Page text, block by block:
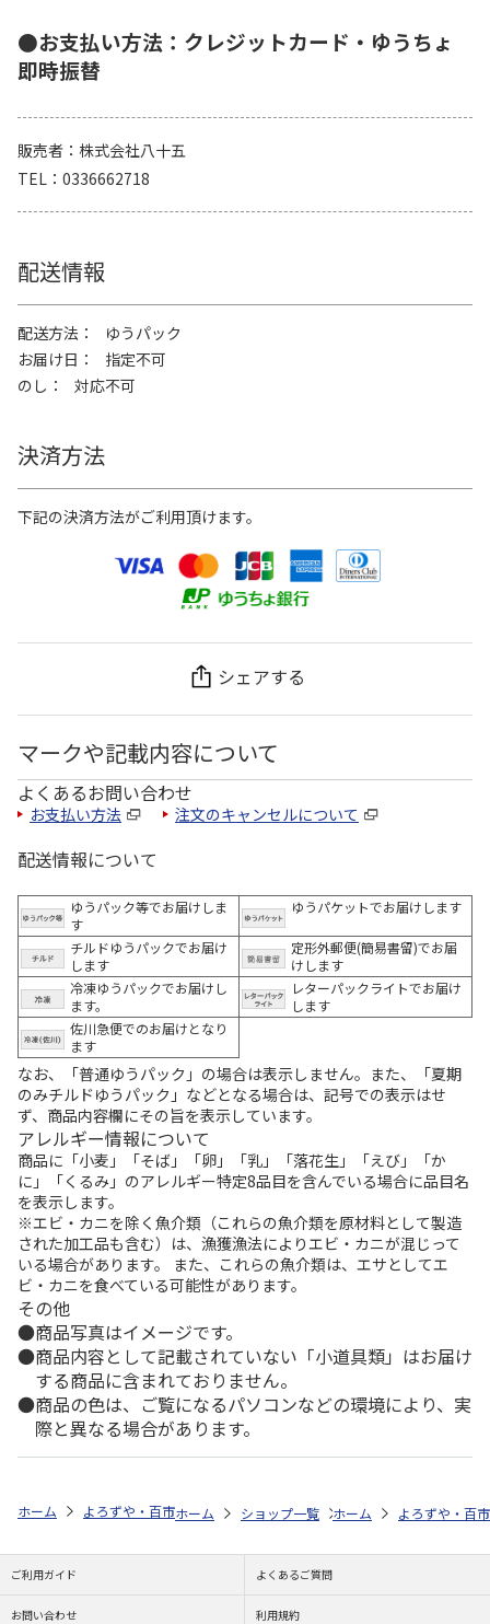
●お支払い方法：クレジットカード・ゆうちょ
即時振替
販売者
株式会社八十五
TEL
0336662718
配送情報
配送方法
ゆうパック
お届け日
指定不可
のし
対応不可
決済方法
下記の決済方法がご利用頂けます。
シェアする
マークや記載内容について
よくあるお問い合わせ
お支払い方法 注文のキャンセルについて
配送情報について
ゆうパック等でお届けしま
す
ゆうパケットでお届けします
チルドゆうパックでお届け
します
定形外郵便(簡易書留)でお届
けします
冷凍ゆうパックでお届けし
ます。
レターパックライトでお届け
します
佐川急便でのお届けとなり
ます
なお、「普通ゆうパック」の場合は表示しません。また、「夏期
のみチルドゆうパック」などとなる場合は、記号での表示はせ
ず、商品内容欄にその旨を表示しています。
アレルギー情報について
商品に「小麦」「そば」「卵」「乳」「落花生」「えび」「か
に」「くるみ」のアレルギー特定8品目を含んでいる場合に品目名
を表示します。
※エビ・カニを除く魚介類（これらの魚介類を原材料として製造
された加工品も含む）は、漁獲漁法によりエビ・カニが混じって
いる場合があります。 また、これらの魚介類は、エサとしてエ
ビ・カニを食べている可能性があります。
その他
商品写真はイメージです。
商品内容として記載されていない「小道具類」はお届け
する商品に含まれておりません。
商品の色は、ご覧になるパソコンなどの環境により、実
際と異なる場合があります。
ホーム よろずや・百市 スマホ・タブレット特集 3001円～
ホーム ショップ一覧 よろずや・百市
ホーム よろずや・百市
ご利用ガイド よくあるご質問
お問い合わせ 利用規約